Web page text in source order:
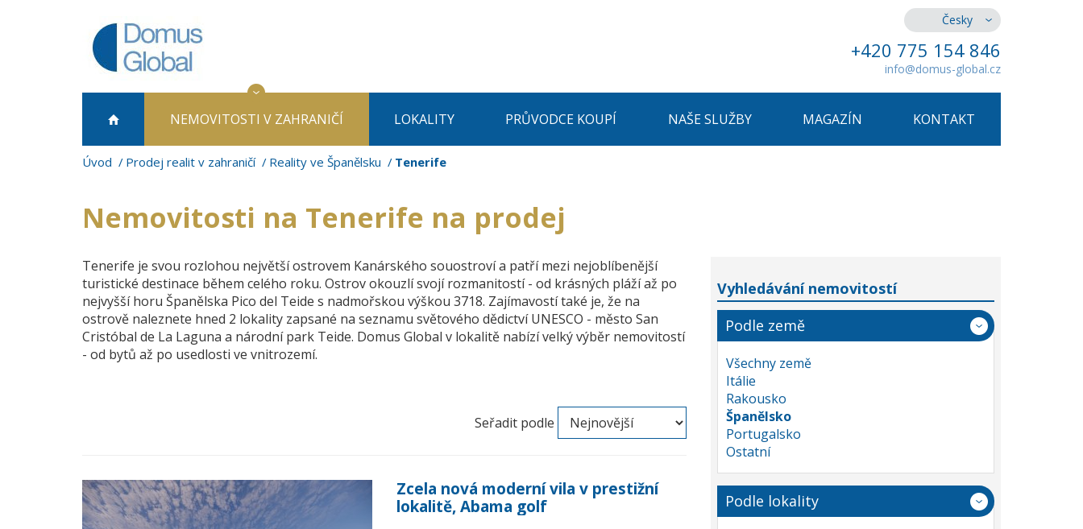
Česky
+420 775 154 846
info@domus-global.cz
NEMOVITOSTI V ZAHRANIČÍ LOKALITY PRŮVODCE KOUPÍ NAŠE SLUŽBY MAGAZÍN KONTAKT
Úvod Prodej realit v zahraničí Reality ve Španělsku Tenerife
Nemovitosti na Tenerife na prodej
Tenerife je svou rozlohou největší ostrovem Kanárského souostroví a patří mezi nejoblíbenější
turistické destinace během celého roku. Ostrov okouzlí svojí rozmanitostí - od krásných pláží až po
nejvyšší horu Španělska Pico del Teide s nadmořskou výškou 3718. Zajímavostí také je, že na
ostrově naleznete hned 2 lokality zapsané na seznamu světového dědictví UNESCO - město San
Cristóbal de La Laguna a národní park Teide. Domus Global v lokalitě nabízí velký výběr nemovitostí
- od bytů až po usedlosti ve vnitrozemí.
Seřadit podle
Zcela nová moderní vila v prestižní
lokalitě, Abama golf
Vyhledávání nemovitostí
Podle země
Všechny země
Itálie
Rakousko
Španělsko
Portugalsko
Ostatní
Podle lokality